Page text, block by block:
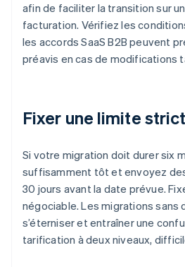
afin de faciliter la transition sur
facturation. Vérifiez les
les accords SaaS B2B peuvent
préavis en cas de modifications
Fixer une limite
Si votre migration doit durer six
suffisamment tôt et envoyez
30 jours avant la date prévue.
négociable. Les migrations
s’éterniser et entraîner une
tarification à deux niveaux,